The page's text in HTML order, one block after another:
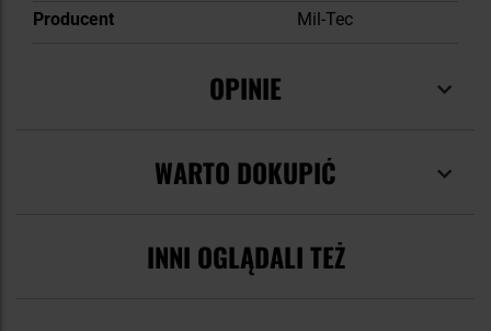
Producent
Mil-Tec
OPINIE
WARTO DOKUPIĆ
INNI OGLĄDALI TEŻ